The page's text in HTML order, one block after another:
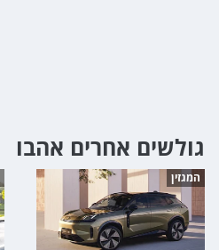
גולשים אחרים אהבו
המגזין